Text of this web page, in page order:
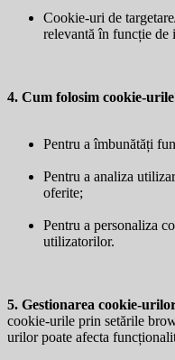
Cookie-uri de
relevantă în funcție de
4. Cum folosim cookie-
Pentru a îmbunătăți
Pentru a analiza
oferite;
Pentru a personaliza
utilizatorilor.
5. Gestionarea cookie-
cookie-urile prin setările
urilor poate afecta